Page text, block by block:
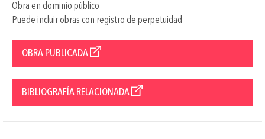
Obra en dominio público
Puede incluir obras con registro de perpetuidad
OBRA PUBLICADA
BIBLIOGRAFÍA RELACIONADA